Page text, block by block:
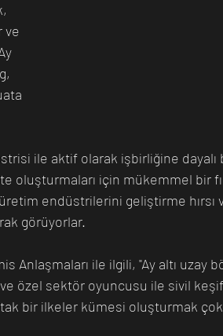
ve
ile aktif olarak işbirliğine dayalı
oluşturmaları için mükemmel bir
endüstrilerini geliştirme hırsı
görüyorlar.
Anlaşmaları ile ilgili, "Ay altı uzay
özel sektör oyuncusu ile sivil
bir ilkeler kümesi oluşturmak